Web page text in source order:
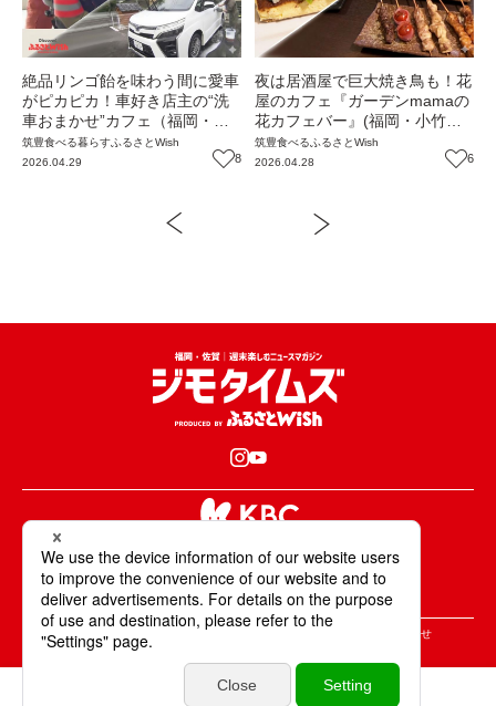
絶品リンゴ飴を味わう間に愛車
がピカピカ！車好き店主の“洗
車おまかせ”カフェ（福岡・小
竹町）【ふるさとWish】
筑豊食べる暮らす ふるさとWish
2026.04.29
8
夜は居酒屋で巨大焼き鳥も！花
屋のカフェ『ガーデンmamaの
花カフェバー』(福岡・小竹町)
【ふるさとWish】
筑豊食べる ふるさとWish
2026.04.28
6
KBCが取材・撮影した情報・映像は国内外の
テレビ・ラジオ・インターネットなどで放送・配信します。
All Rights Reserved. Copyright © KBC Co.,Ltd.
＞お問合せ
＞個人情報の取り扱いについて